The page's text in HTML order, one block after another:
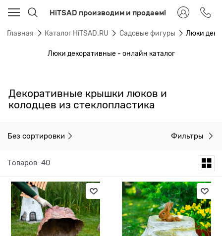
HiTSAD производим и продаем!
Главная Каталог HiTSAD.RU Садовые фигуры Люки
Люки декоративные - онлайн каталог
Декоративные крышки люков и
колодцев из стеклопластика
Без сортировки Фильтры
Товаров: 40